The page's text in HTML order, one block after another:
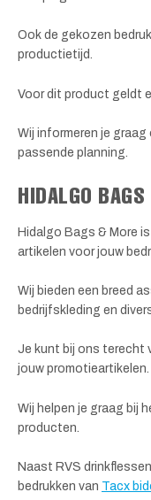
Ook de gekozen
productietijd.
Voor dit product geldt
Wij informeren je
passende planning.
HIDALGO
Hidalgo Bags & More
artikelen voor jouw
Wij bieden een breed
bedrijfskleding en
Je kunt bij ons terecht
jouw promotieartikelen.
Wij helpen je graag bij
producten.
Naast RVS
bedrukken van Tacx